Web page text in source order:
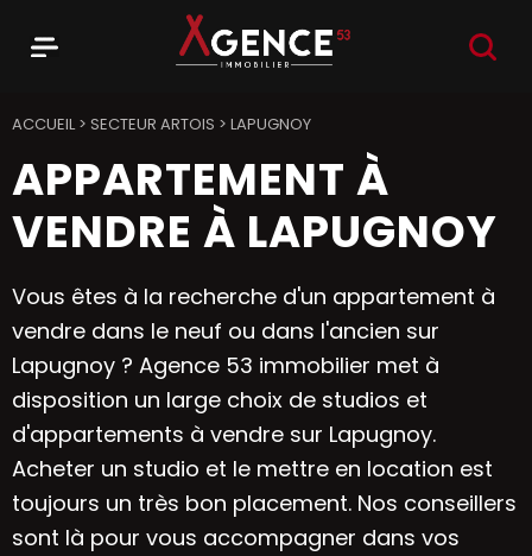
ACCUEIL> SECTEUR ARTOIS > LAPUGNOY
APPARTEMENT À
VENDRE À LAPUGNOY
Vous êtes à la recherche d'un appartement à
vendre dans le neuf ou dans l'ancien sur
Lapugnoy ? Agence 53 immobilier met à
disposition un large choix de studios et
d'appartements à vendre sur Lapugnoy.
Acheter un studio et le mettre en location est
toujours un très bon placement. Nos conseillers
sont là pour vous accompagner dans vos